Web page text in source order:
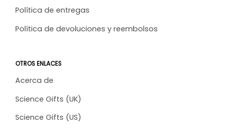
Política de entregas
Política de devoluciones y reembolsos
OTROS ENLACES
Acerca de
Science Gifts (UK)
Science Gifts (US)